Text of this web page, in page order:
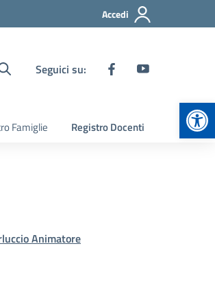
Accedi
Seguici su:
Famiglie Registro Docenti
Animatore